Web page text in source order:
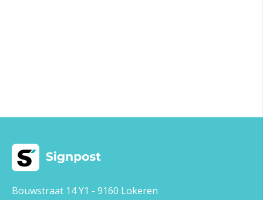
Bouwstraat 14 Y1 - 9160 Lokeren